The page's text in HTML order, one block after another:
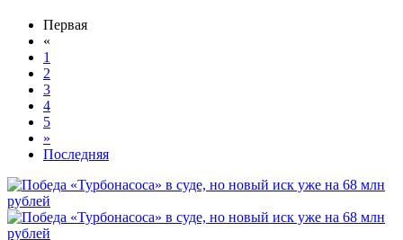
Первая
«
1
2
3
4
5
»
Последняя